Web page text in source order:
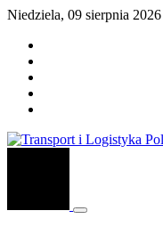
Niedziela, 09 sierpnia 2026